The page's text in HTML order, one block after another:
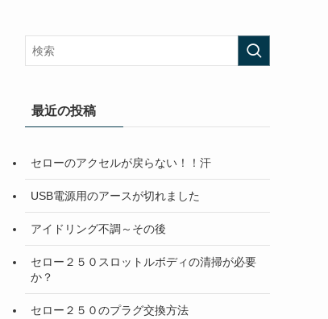
最近の投稿
セローのアクセルが戻らない！！汗
USB電源用のアースが切れました
アイドリング不調～その後
セロー２５０スロットルボディの清掃が必要
か？
セロー２５０のプラグ交換方法